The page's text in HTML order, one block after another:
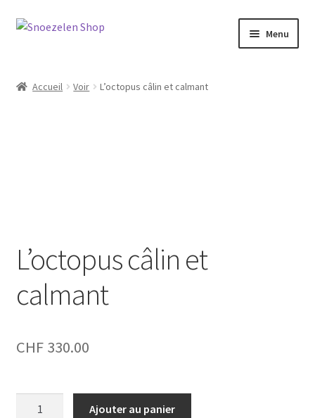
Aller
navigation
Aller
Menu
Accueil Voir L’octopus câlin et calmant
L’octopus câlin et
calmant
CHF330.00
Ajouter au panier